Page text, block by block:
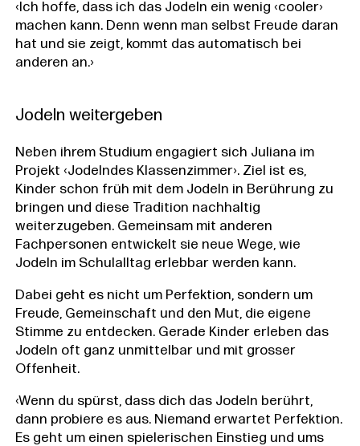
‹Ich hoffe, dass ich das Jodeln ein wenig ‹cooler›
machen kann. Denn wenn man selbst Freude daran
hat und sie zeigt, kommt das automatisch bei
anderen an.›
Jodeln weitergeben
Neben ihrem Studium engagiert sich Juliana im
Projekt ‹Jodelndes Klassenzimmer›. Ziel ist es,
Kinder schon früh mit dem Jodeln in Berührung zu
bringen und diese Tradition nachhaltig
weiterzugeben. Gemeinsam mit anderen
Fachpersonen entwickelt sie neue Wege, wie
Jodeln im Schulalltag erlebbar werden kann.
Dabei geht es nicht um Perfektion, sondern um
Freude, Gemeinschaft und den Mut, die eigene
Stimme zu entdecken. Gerade Kinder erleben das
Jodeln oft ganz unmittelbar und mit grosser
Offenheit.
‹Wenn du spürst, dass dich das Jodeln berührt,
dann probiere es aus. Niemand erwartet Perfektion.
Es geht um einen spielerischen Einstieg und ums